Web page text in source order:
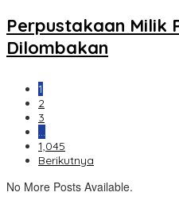
Perpustakaan Milik
Dilombakan
1
2
3
…
1,045
Berikutnya
No More Posts Available.